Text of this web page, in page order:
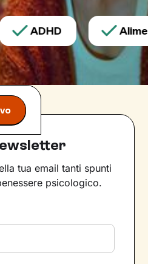
ADHD
tua email tanti spunti
psicologico.